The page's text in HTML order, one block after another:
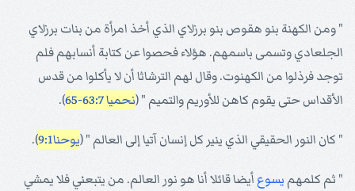
" ومن الكهنة بنو هقوص بنو برزلاي الذي أخذ امرأة من بنات برزلاي
الجلعادي وتسمى باسمهم. هؤلاء فحصوا عن كتابة أنسابهم فلم
توجد فرذلوا من الكهنوت. وقال لهم الترشاثا أن لا يأكلوا من قدس
الأقداس حتى يقوم كاهن للأوريم والتميم " (نحميا 63:7-65 ).
" كان النور الحقيقي الذي ينير كل إنسان آتيا إلى العالم " (يوحنا9:1 ).
" ثم كلمهم يسوع أيضا قائلا أنا هو نور العالم. من يتبعني فلا يمشي